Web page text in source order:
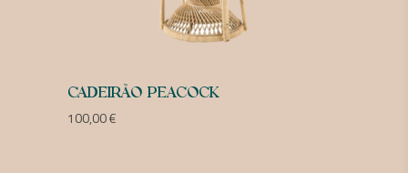
CADEIRÃO PEACOCK
100,00€